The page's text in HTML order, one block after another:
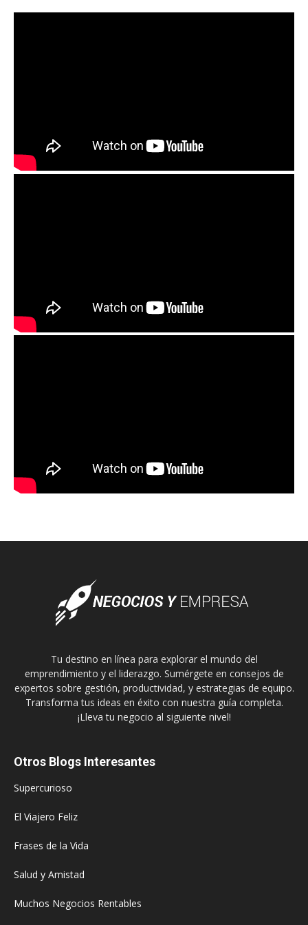
Tu destino en línea para explorar el mundo del
emprendimiento y el liderazgo. Sumérgete en consejos de
expertos sobre gestión, productividad, y estrategias de equipo.
Transforma tus ideas en éxito con nuestra guía completa.
¡Lleva tu negocio al siguiente nivel!
Otros Blogs Interesantes
Supercurioso
El Viajero Feliz
Frases de la Vida
Salud y Amistad
Muchos Negocios Rentables